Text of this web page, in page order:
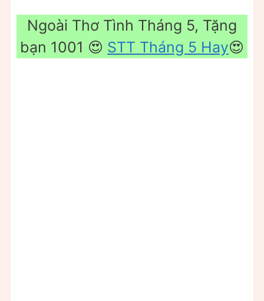
Ngoài Thơ Tình Tháng 5, Tặng
bạn 1001 😍 STT Tháng 5 Hay😍